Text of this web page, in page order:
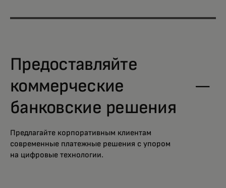
Предоставляйте
коммерческие
банковские решения
Предлагайте корпоративным клиентам
современные платежные решения с упором
на цифровые технологии.